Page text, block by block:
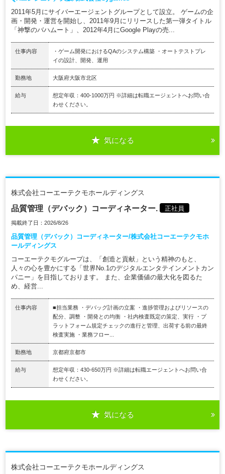
2011年5月にサイバーエージェントグループとして設立。 ゲームの企
画・開発・運営を開始し、2011年9月にリリースした第一弾タイトル
「神撃のバハムート」、2012年4月にGoogle Playの売...
仕事内容
・ゲーム開発におけるQAのシステム構築 ・オートテストプレ
イの設計、開発、運用
勤務地 大阪府大阪市北区
給与
想定年収：400-1000万円 ※詳細は転職エージェントへお問い合
わせください。
気になる
株式会社コーエーテクモホールディングス
品質管理（デバック）コーディネーター. 正社員
掲載終了日：2026/8/26
品質管理（デバック）コーディネーター/株式会社コーエーテクモホ
ールディングス
コーエーテクモグループは、「創造と貢献」という精神のもと、
人々の心を豊かにする「世界No.1のデジタルエンタテインメントカン
パニー」を目指しております。 また、企業価値の最大化を図るた
め、経営...
仕事内容
■担当業務 ・デバッグ計画の立案 ・進捗管理およびリソースの
配分、調整 ・開発との均衡 ・社内検査既定の策定、実行 ・プ
ラットフォーム規定チェックの進行と管理、出荷する前の最終
検査実施 ・業務フロー...
勤務地 京都府京都市
給与
想定年収：430-650万円 ※詳細は転職エージェントへお問い合
わせください。
気になる
株式会社コーエーテクモホールディングス